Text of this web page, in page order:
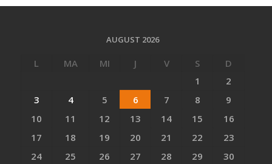
AUGUST 2026
L MA MI J V S
D
1
2
3
4 5 6 7 8
9
10
11 12 13 14 15
16
17
18 19 20 21 22
23
24
25 26 27 28 29
30